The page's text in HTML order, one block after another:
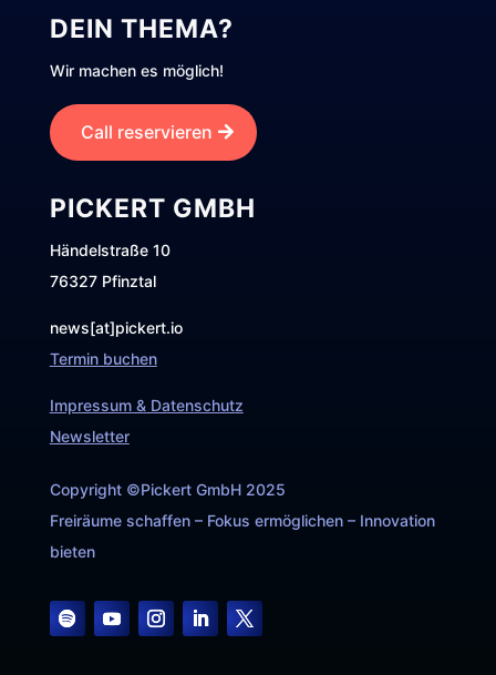
DEIN THEMA?
Wir machen es möglich!
Call reservieren
PICKERT GMBH
Händelstraße 10
76327 Pfinztal
news[at]pickert.io
Termin buchen
Impressum & Datenschutz
Newsletter
Copyright ©Pickert GmbH 2025
Freiräume schaffen – Fokus ermöglichen – Innovation
bieten